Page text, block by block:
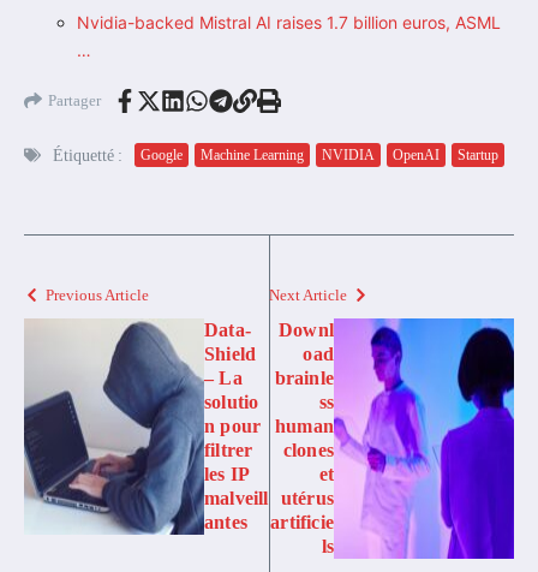
Nvidia-backed Mistral AI raises 1.7 billion euros, ASML
…
Partager
Étiquetté : Google Machine Learning NVIDIA OpenAI Startup
Previous Article
Data-
Shield
– La
solutio
n pour
filtrer
les IP
malveill
antes
Next Article
Downl
oad
brainle
ss
human
clones
et
utérus
artificie
ls